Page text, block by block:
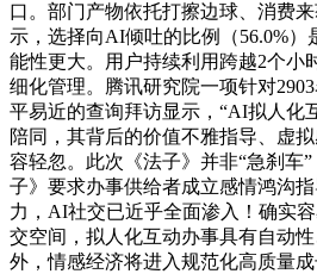
口。部门产物依托打擦边球、消费
示，选择向AI倾吐的比例（56.0%）
能性更大。用户持续利用跨越2个小
细化管理。腾讯研究院一项针对
平易近的查询拜访显示，“AI拟人化
陪同，其背后的价值不雅指导、虚
容轻忽。此次《法子》并非“急刹车
子》要求办事供给者成立感情鸿沟
力，AI社交已近乎全面渗入！确实
交空间，拟人化互动办事具有自动
外，情感经济将进入规范化高质量